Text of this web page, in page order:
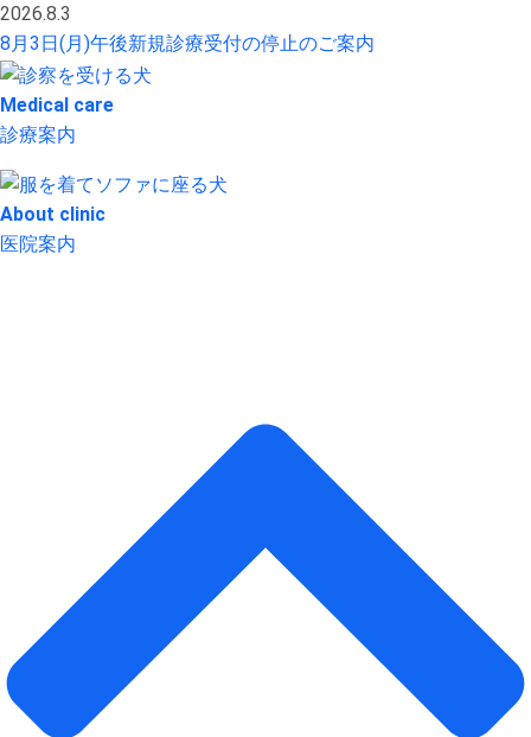
2026.8.3
8月3日(月)午後新規診療受付の停止のご案内
Medical care
診療案内
About clinic
医院案内